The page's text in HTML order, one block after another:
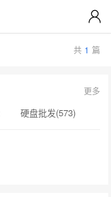
共 1 篇
硬盘批发(573)
更多